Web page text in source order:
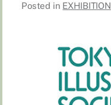
Posted in EXHIBITION